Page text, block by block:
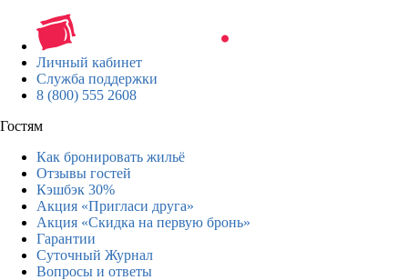
Личный кабинет
Служба поддержки
8 (800) 555 2608
Гостям
Как бронировать жильё
Отзывы гостей
Кэшбэк 30%
Акция «Пригласи друга»
Акция «Скидка на первую бронь»
Гарантии
Суточный Журнал
Вопросы и ответы